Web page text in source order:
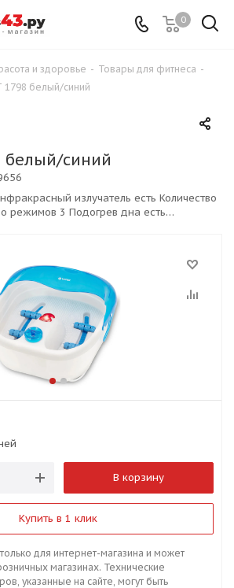
0
и здоровье - Товары для фитнеса -
1798 белый/синий
белый/синий
В корзину
Купить в 1 клик
для интернет-магазина и может
магазинах. Технические
указанные на сайте, могут быть